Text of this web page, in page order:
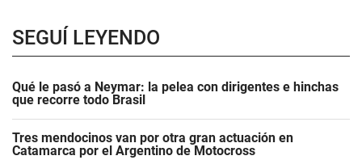
SEGUÍ LEYENDO
Qué le pasó a Neymar: la pelea con dirigentes e hinchas
que recorre todo Brasil
Tres mendocinos van por otra gran actuación en
Catamarca por el Argentino de Motocross